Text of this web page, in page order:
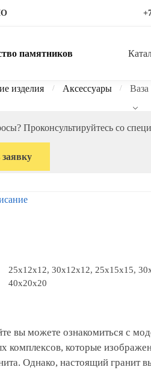
изделия / Аксессуары / Ваза
Проконсультируйтесь со
25х12х12, 30x12x12, 25x15x15,
40x20x20
вы можете ознакомиться с
комплексов, которые
Однако, настоящий гранит